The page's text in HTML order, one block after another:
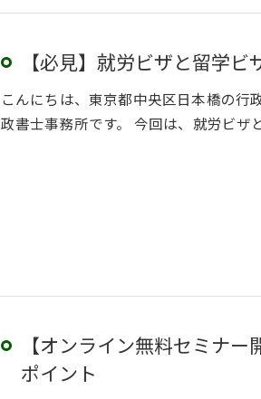
【必見】就労ビザと留学
こんにちは、東京都中央区日本橋の行
政書士事務所です。 今回は、就労ビ
【オンライン無料セミナ
ポイント